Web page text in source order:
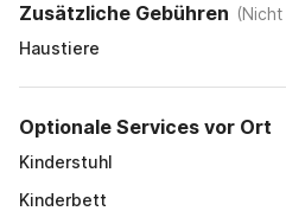
Zusätzliche Gebühren (
Haustiere
Optionale Services vor Ort
Kinderstuhl
Kinderbett